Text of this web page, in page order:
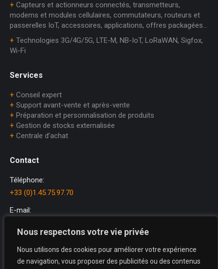
Nous respectons votre vie privée
Nous utilisons des cookies pour améliorer votre expérience
de navigation, vous proposer des publicités ou des contenus
+ Capteurs et actionneurs connectés, transmetteurs,
modems et modules cellulaires, commutateurs, routeurs et
passerelles IoT, accessoires, applications, offres packagées…
+ Technologies 3G/4G/5G, LTE-M, NB-IoT, LoRaWAN, Sigfox,
Wi-Fi
Services
+ Conseil expert
+ Support avant-vente et après-vente
+ Préparation et personnalisation de produits
+ Gestion de stocks externalisée
+ Centrale d’achat
Contact
Téléphone:
+33 (0)1.45.75.97.70
E-mail:
69, avenue du Maréchal Juin
64200 BIARRITZ